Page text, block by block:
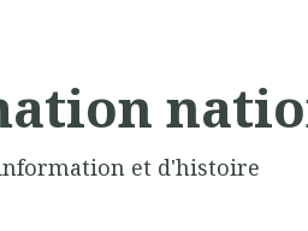
et d'histoire